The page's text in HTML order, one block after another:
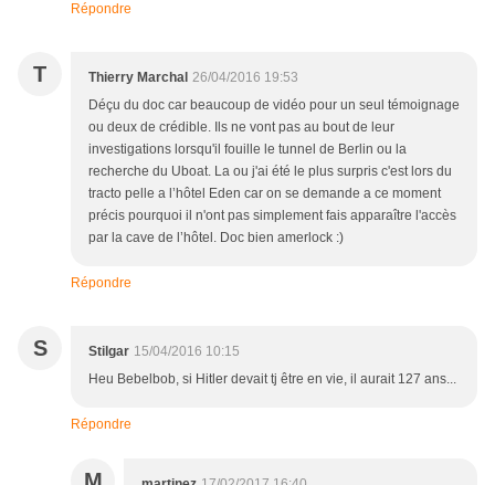
Répondre
T Thierry Marchal 26/04/2016 19:53
Déçu du doc car beaucoup de vidéo pour un seul témoignage
ou deux de crédible. Ils ne vont pas au bout de leur
investigations lorsqu'il fouille le tunnel de Berlin ou la
recherche du Uboat. La ou j'ai été le plus surpris c'est lors du
tracto pelle a l’hôtel Eden car on se demande a ce moment
précis pourquoi il n'ont pas simplement fais apparaître l'accès
par la cave de l’hôtel. Doc bien amerlock :)
Répondre
S Stilgar 15/04/2016 10:15
Heu Bebelbob, si Hitler devait tj être en vie, il aurait 127 ans...
Répondre